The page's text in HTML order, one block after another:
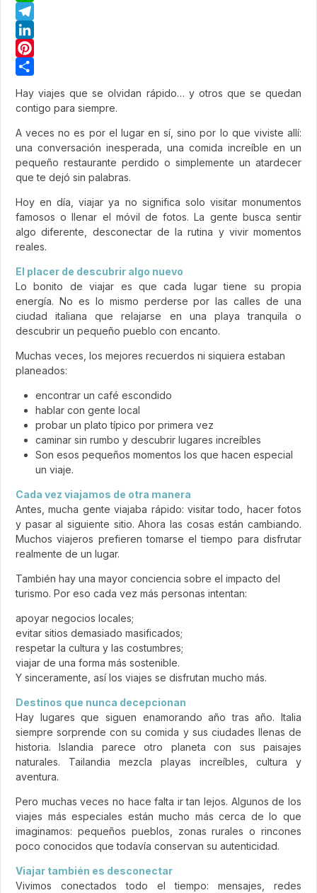
WhatsApp
Telegram
LinkedIn
Pinterest
Hay viajes que se olvidan rápido… y otros que se quedan
contigo para siempre.
A veces no es por el lugar en sí, sino por lo que viviste allí:
una conversación inesperada, una comida increíble en un
pequeño restaurante perdido o simplemente un atardecer
que te dejó sin palabras.
Hoy en día, viajar ya no significa solo visitar monumentos
famosos o llenar el móvil de fotos. La gente busca sentir
algo diferente, desconectar de la rutina y vivir momentos
reales.
El placer de descubrir algo nuevo
Lo bonito de viajar es que cada lugar tiene su propia
energía. No es lo mismo perderse por las calles de una
ciudad italiana que relajarse en una playa tranquila o
descubrir un pequeño pueblo con encanto.
Muchas veces, los mejores recuerdos ni siquiera estaban
planeados:
encontrar un café escondido
hablar con gente local
probar un plato típico por primera vez
caminar sin rumbo y descubrir lugares increíbles
Son esos pequeños momentos los que hacen especial
un viaje.
Cada vez viajamos de otra manera
Antes, mucha gente viajaba rápido: visitar todo, hacer fotos
y pasar al siguiente sitio. Ahora las cosas están cambiando.
Muchos viajeros prefieren tomarse el tiempo para disfrutar
realmente de un lugar.
También hay una mayor conciencia sobre el impacto del
turismo. Por eso cada vez más personas intentan:
apoyar negocios locales;
evitar sitios demasiado masificados;
respetar la cultura y las costumbres;
viajar de una forma más sostenible.
Y sinceramente, así los viajes se disfrutan mucho más.
Destinos que nunca decepcionan
Hay lugares que siguen enamorando año tras año. Italia
siempre sorprende con su comida y sus ciudades llenas de
historia. Islandia parece otro planeta con sus paisajes
naturales. Tailandia mezcla playas increíbles, cultura y
aventura.
Pero muchas veces no hace falta ir tan lejos. Algunos de los
viajes más especiales están mucho más cerca de lo que
imaginamos: pequeños pueblos, zonas rurales o rincones
poco conocidos que todavía conservan su autenticidad.
Viajar también es desconectar
Vivimos conectados todo el tiempo: mensajes, redes